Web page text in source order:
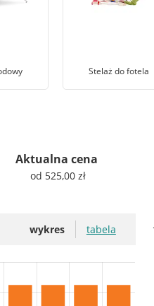
Stelaż do fotela
Aktualna cena
od 525,00 zł
wykres tabela